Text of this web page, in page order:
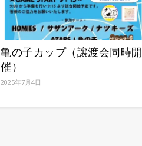
亀の子カップ（譲渡会同時開
催）
2025年7月4日